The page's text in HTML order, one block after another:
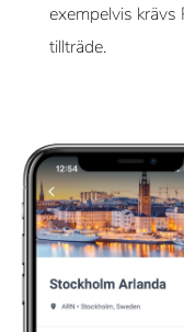
exempelvis krävs
tillträde.